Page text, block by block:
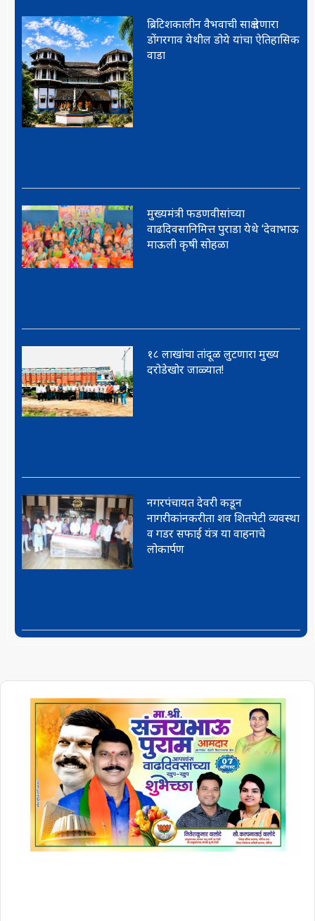
ब्रिटिशकालीन वैभवाची साक्ष देणारा
डोंगरगाव येथील डोये यांचा ऐतिहासिक
वाडा
मुख्यमंत्री फडणवीसांच्या
वाढदिवसानिमित्त पुराडा येथे ‘देवाभाऊ
माऊली कृषी सोहळा
१८ लाखांचा तांदूळ लुटणारा मुख्य
दरोडेखोर जाळ्यात!
नगरपंचायत देवरी कडून
नागरीकांनकरीता शव शितपेटी व्यवस्था
व गडर सफाई यंत्र या वाहनाचे
लोकार्पण